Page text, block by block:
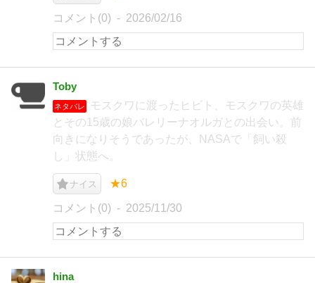
コメント(0) 2026/02/16
Toby
ネタバレ
モスクワに渡ったヒビト、モスクワの英雄
とその15歳の娘バレリーナオルガとの出会い。前
向きになりそうであったが、NASAで「飼い殺
し」状態へ。
ナイス ★6
コメント(0) 2025/11/30
hina